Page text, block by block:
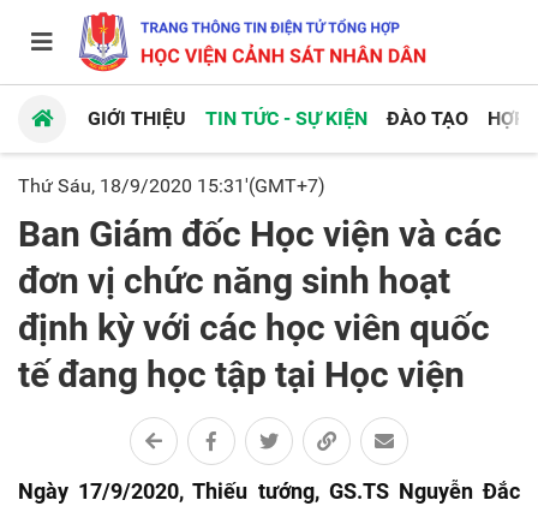
GIỚI THIỆU TIN TỨC - SỰ KIỆN ĐÀO TẠO HỢP
Thứ Sáu, 18/9/2020 15:31'(GMT+7)
Ban Giám đốc Học viện và các
đơn vị chức năng sinh hoạt
định kỳ với các học viên quốc
tế đang học tập tại Học viện
Ngày 17/9/2020, Thiếu tướng, GS.TS Nguyễn Đắc